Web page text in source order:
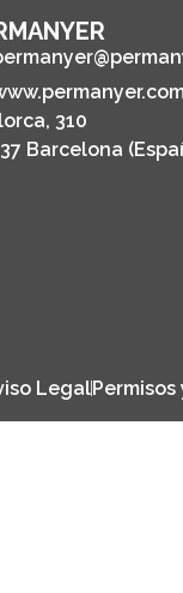
310
Barcelona
Legal